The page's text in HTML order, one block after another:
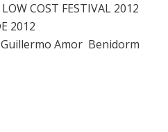
COST FESTIVAL 2012
2012
Amor  Benidorm